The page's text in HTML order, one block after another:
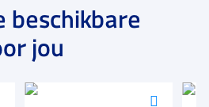
Het gaat om kwalitatief
woonruimte met veel
jou
Voeg
Voeg